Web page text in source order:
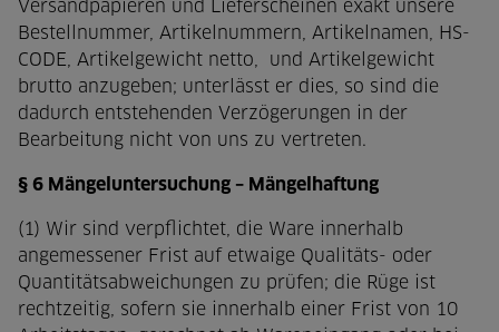
Versandpapieren und Lieferscheinen exakt unsere
Bestellnummer, Artikelnummern, Artikelnamen, HS-
CODE, Artikelgewicht netto,
und Artikelgewicht
brutto anzugeben; unterlässt er dies, so sind die
dadurch entstehenden Verzögerungen in der
Bearbeitung nicht von uns zu vertreten.
§ 6 Mängeluntersuchung – Mängelhaftung
(1) Wir sind verpflichtet, die Ware innerhalb
angemessener Frist auf etwaige Qualitäts- oder
Quantitätsabweichungen zu prüfen; die Rüge ist
rechtzeitig, sofern sie innerhalb einer Frist von 10